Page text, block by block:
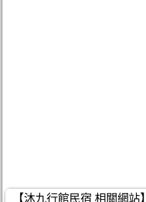
【沐九行館民宿 相關網站】